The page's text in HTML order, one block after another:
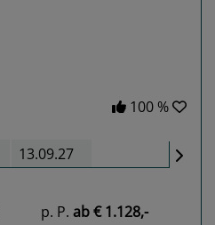
100 %
13.09.27
p. P. ab€ 1.128,-